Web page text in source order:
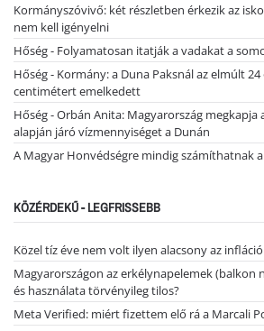
Kormányszóvivő: két részletben érkezik az
nem kell igényelni
Hőség - Folyamatosan itatják a vadakat a
Hőség - Kormány: a Duna Paksnál az elmúlt
centimétert emelkedett
Hőség - Orbán Anita: Magyarország megkapja
alapján járó vízmennyiséget a Dunán
A Magyar Honvédségre mindig számíthatnak
KÖZÉRDEKŰ - LEGFRISSEBB
Közel tíz éve nem volt ilyen alacsony az
Magyarországon az erkélynapelemek (balkon
és használata törvényileg tilos?
Meta Verified: miért fizettem elő rá a Marcali